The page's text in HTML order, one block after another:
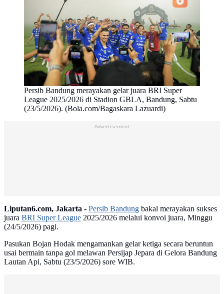
Persib Bandung merayakan gelar juara BRI Super
League 2025/2026 di Stadion GBLA, Bandung, Sabtu
(23/5/2026). (Bola.com/Bagaskara Lazuardi)
Advertisement
Liputan6.com, Jakarta - Persib Bandung bakal merayakan sukses
juara BRI Super League 2025/2026 melalui konvoi juara, Minggu
(24/5/2026) pagi.
Pasukan Bojan Hodak mengamankan gelar ketiga secara beruntun
usai bermain tanpa gol melawan Persijap Jepara di Gelora Bandung
Lautan Api, Sabtu (23/5/2026) sore WIB.